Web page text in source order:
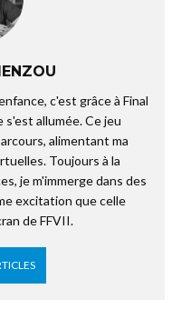
c'est grâce à Final
allumée. Ce jeu
alimentant ma
Toujours à la
je m'immerge dans des
excitation que celle
de FFVII.